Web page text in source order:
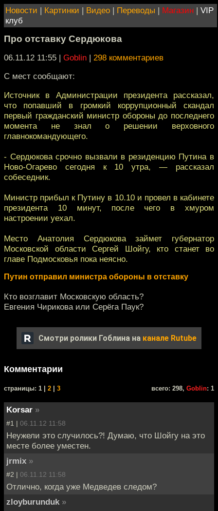
Новости | Картинки | Видео | Переводы | Магазин | VIP
клуб
Про отставку Сердюкова
06.11.12 11:55 | Goblin | 298 комментариев
С мест сообщают:
Источник в Администрации президента рассказал,
что попавший в громкий коррупционный скандал
первый гражданский министр обороны до последнего
момента не знал о решении верховного
главнокомандующего.
- Сердюкова срочно вызвали в резиденцию Путина в
Ново-Огарево сегодня к 10 утра, — рассказал
собеседник.
Министр прибыл к Путину в 10.10 и провел в кабинете
президента 10 минут, после чего в хмуром
настроении уехал.
Место Анатолия Сердюкова займет губернатор
Московской области Сергей Шойгу, кто станет во
главе Подмосковья пока неясно.
Путин отправил министра обороны в отставку
Кто возглавит Московскую область?
Евгения Чирикова или Серёга Паук?
Смотри ролики Гоблина на канале Rutube
Комментарии
cтраницы: 1 | 2 3 всего: 298, Goblin: 1
Korsar »
#1 | 06.11.12 11:58
Неужели это случилось?! Думаю, что Шойгу на это
месте более уместен.
jrmix »
#2 | 06.11.12 11:58
Отлично, когда уже Медведев следом?
zloyburunduk »